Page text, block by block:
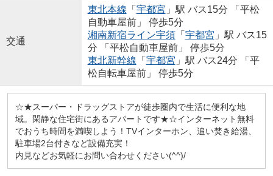
交通
東北本線 「 宇都宮 」駅 バス15分 「平松
自動車屋前」 停歩5分
湘南新宿ライン宇須「 宇都宮 」駅 バス15
分 「平松自動車屋前」 停歩5分
東北新幹線 「 宇都宮 」駅 バス24分 「平
松自転車屋前」 停歩5分
☆★スーパー・ドラッグストアが徒歩圏内で生活に便利な地
域。閑静な住宅街にあるアパートです★☆インターネット無料
でおうち時間を満喫しよう！TVインターホン、追い焚き給湯、
駐車場2台付きなど設備充実！
内見などお気軽にお問い合わせください(^^)/